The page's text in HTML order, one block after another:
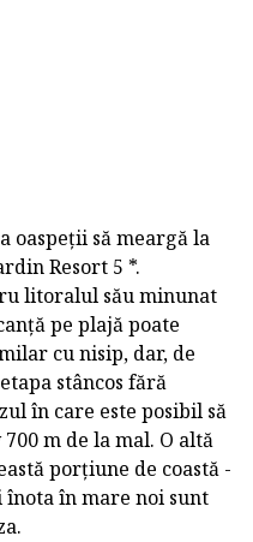
oaspeții să meargă la
Resort 5 *.
litoralul său minunat
pe plajă poate
cu nisip, dar, de
stâncos fără
în care este posibil să
m de la mal. O altă
porțiune de coastă -
în mare noi sunt